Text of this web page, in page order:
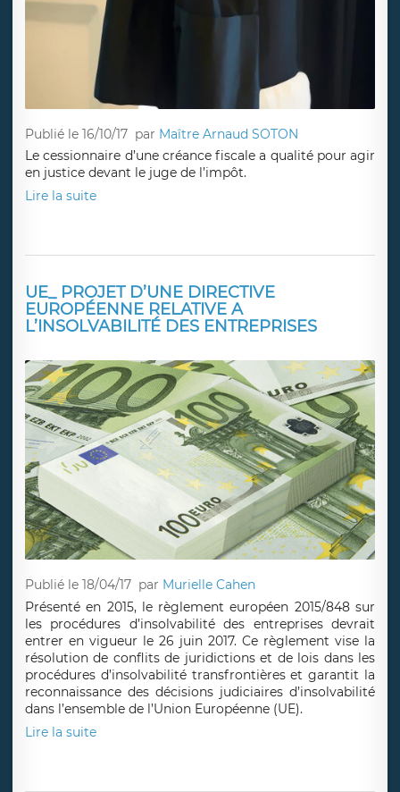
Publié le 16/10/17 par Maître Arnaud SOTON
Le cessionnaire d’une créance fiscale a qualité pour agir
en justice devant le juge de l’impôt.
Lire la suite
UE_ PROJET D’UNE DIRECTIVE
EUROPÉENNE RELATIVE A
L’INSOLVABILITÉ DES ENTREPRISES
Publié le 18/04/17 par Murielle Cahen
Présenté en 2015, le règlement européen 2015/848 sur
les procédures d’insolvabilité des entreprises devrait
entrer en vigueur le 26 juin 2017. Ce règlement vise la
résolution de conflits de juridictions et de lois dans les
procédures d’insolvabilité transfrontières et garantit la
reconnaissance des décisions judiciaires d’insolvabilité
dans l’ensemble de l’Union Européenne (UE).
Lire la suite